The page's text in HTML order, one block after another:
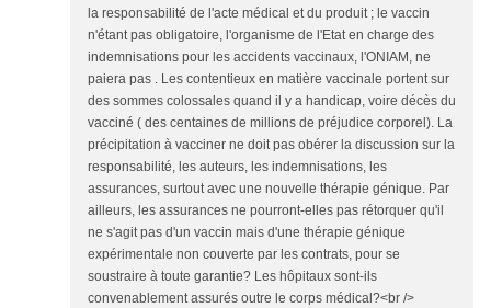
la responsabilité de l'acte médical et du produit ; le vaccin
n'étant pas obligatoire, l'organisme de l'Etat en charge des
indemnisations pour les accidents vaccinaux, l'ONIAM, ne
paiera pas . Les contentieux en matière vaccinale portent sur
des sommes colossales quand il y a handicap, voire décès du
vacciné ( des centaines de millions de préjudice corporel). La
précipitation à vacciner ne doit pas obérer la discussion sur la
responsabilité, les auteurs, les indemnisations, les
assurances, surtout avec une nouvelle thérapie génique. Par
ailleurs, les assurances ne pourront-elles pas rétorquer qu'il
ne s'agit pas d'un vaccin mais d'une thérapie génique
expérimentale non couverte par les contrats, pour se
soustraire à toute garantie? Les hôpitaux sont-ils
convenablement assurés outre le corps médical?<br />